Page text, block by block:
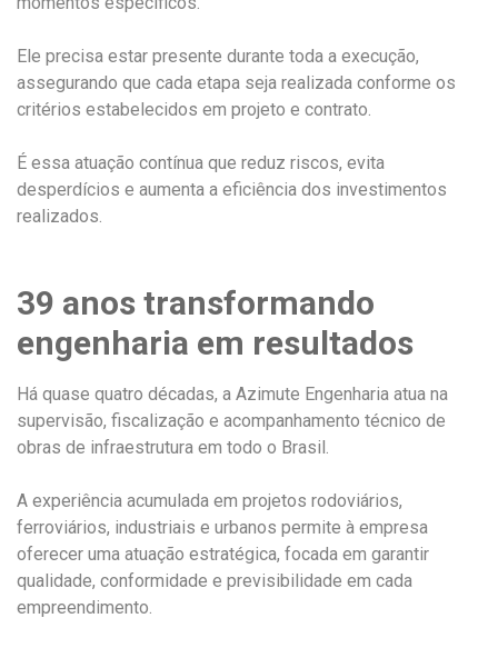
Ele precisa estar presente durante toda a execução,
assegurando que cada etapa seja realizada conforme os
critérios estabelecidos em projeto e contrato.
É essa atuação contínua que reduz riscos, evita
desperdícios e aumenta a eficiência dos investimentos
realizados.
39 anos transformando
engenharia em resultados
Há quase quatro décadas, a Azimute Engenharia atua na
supervisão, fiscalização e acompanhamento técnico de
obras de infraestrutura em todo o Brasil.
A experiência acumulada em projetos rodoviários,
ferroviários, industriais e urbanos permite à empresa
oferecer uma atuação estratégica, focada em garantir
qualidade, conformidade e previsibilidade em cada
empreendimento.